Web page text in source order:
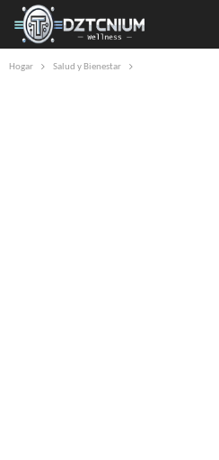
Hogar Salud y Bienestar